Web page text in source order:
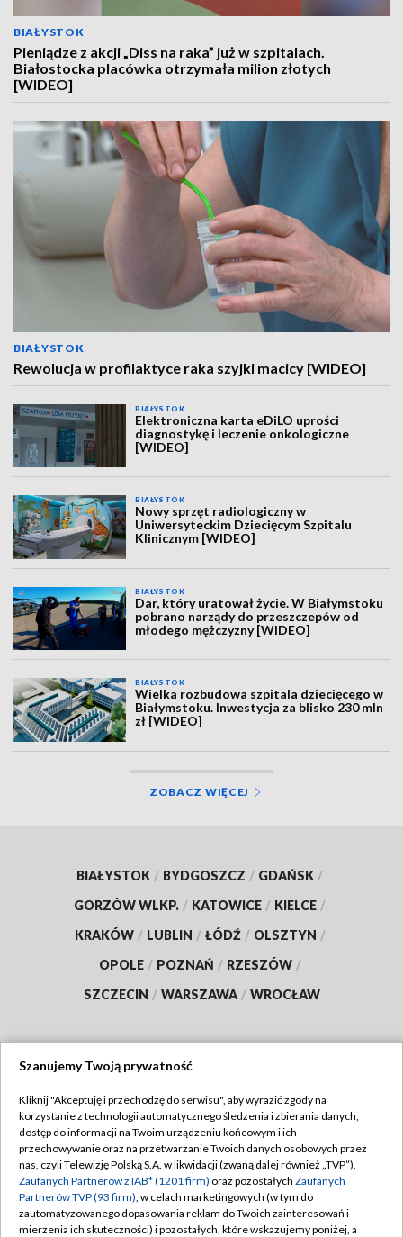
BIAŁYSTOK
Pieniądze z akcji „Diss na raka” już w szpitalach.
Białostocka placówka otrzymała milion złotych
[WIDEO]
BIAŁYSTOK
Rewolucja w profilaktyce raka szyjki macicy [WIDEO]
BIAŁYSTOK
Elektroniczna karta eDiLO uprości
diagnostykę i leczenie onkologiczne
[WIDEO]
BIAŁYSTOK
Nowy sprzęt radiologiczny w
Uniwersyteckim Dziecięcym Szpitalu
Klinicznym [WIDEO]
BIAŁYSTOK
Dar, który uratował życie. W Białymstoku
pobrano narządy do przeszczepów od
młodego mężczyzny [WIDEO]
BIAŁYSTOK
Wielka rozbudowa szpitala dziecięcego w
Białymstoku. Inwestycja za blisko 230 mln
zł [WIDEO]
ZOBACZ WIĘCEJ
BIAŁYSTOK / BYDGOSZCZ / GDAŃSK /
GORZÓW WLKP. / KATOWICE / KIELCE /
KRAKÓW / LUBLIN / ŁÓDŹ / OLSZTYN /
OPOLE / POZNAŃ / RZESZÓW /
SZCZECIN / WARSZAWA / WROCŁAW
TVP
Abonament TVP
Emisja w TVP
Centrum informacji TVP
Regulamin TVP
Polityka prywatności
Moje zgody
Szanujemy Twoją prywatność
Kliknij "Akceptuję i przechodzę do serwisu", aby wyrazić zgody na
korzystanie z technologii automatycznego śledzenia i zbierania danych,
dostęp do informacji na Twoim urządzeniu końcowym i ich
przechowywanie oraz na przetwarzanie Twoich danych osobowych przez
nas, czyli Telewizję Polską S.A. w likwidacji (zwaną dalej również „TVP”),
Zaufanych Partnerów z IAB* (1201 firm) oraz pozostałych Zaufanych
Partnerów TVP (93 firm), w celach marketingowych (w tym do
zautomatyzowanego dopasowania reklam do Twoich zainteresowań i
mierzenia ich skuteczności) i pozostałych, które wskazujemy poniżej, a